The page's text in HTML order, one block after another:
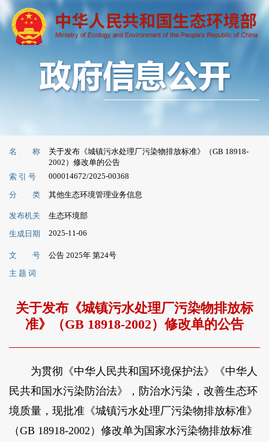
名 称
关于发布《城镇污水处理厂污染物排放标准》（GB 18918-
2002）修改单的公告
索 引 号
000014672/2025-00368
分 类 其他生态环境管理业务信息
发布机关
生态环境部
生成日期
2025-11-06
文 号
公告 2025年 第24号
主 题 词
关于发布《城镇污水处理厂污染物排放标
准》（GB 18918-2002）修改单的公告
为贯彻《中华人民共和国环境保护法》《中华人
民共和国水污染防治法》，防治水污染，改善生态环
境质量，现批准《城镇污水处理厂污染物排放标准》
（GB 18918-2002）修改单为国家水污染物排放标准